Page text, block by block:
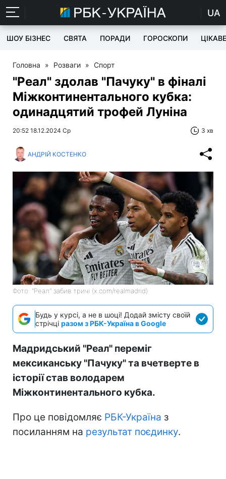
UA
ШОУ БІЗНЕС СВЯТА ПОРАДИ ГОРОСКОПИ ЦІКАВЕ
Головна » Розваги » Спорт
"Реал" здолав "Пачуку" в фіналі
Міжконтинентального кубка:
одинадцятий трофей Луніна
20:52 18.12.2024 Ср 3 хв
АНДРІЙ КОСТЕНКО
Фото: "Реал" забив тричі (x.com/realmadrid)
Будь у курсі, а не в шоці! Додай змісту своїй
стрічці разом з РБК-Україна в Google
Мадридський "Реал" переміг
мексиканську "Пачуку" та вчетверте в
історії став володарем
Міжконтинентального кубка.
Про це повідомляє РБК-Україна з
посиланням на результат поєдинку.